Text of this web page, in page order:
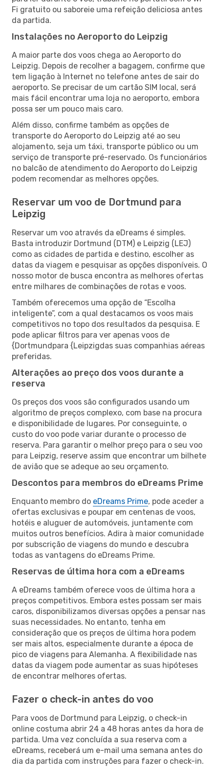
Fi gratuito ou saboreie uma refeição deliciosa antes
da partida.
Instalações no Aeroporto do Leipzig
A maior parte dos voos chega ao Aeroporto do
Leipzig. Depois de recolher a bagagem, confirme que
tem ligação à Internet no telefone antes de sair do
aeroporto. Se precisar de um cartão SIM local, será
mais fácil encontrar uma loja no aeroporto, embora
possa ser um pouco mais caro.
Além disso, confirme também as opções de
transporte do Aeroporto do Leipzig até ao seu
alojamento, seja um táxi, transporte público ou um
serviço de transporte pré-reservado. Os funcionários
no balcão de atendimento do Aeroporto do Leipzig
podem recomendar as melhores opções.
Reservar um voo de Dortmund para
Leipzig
Reservar um voo através da eDreams é simples.
Basta introduzir Dortmund (DTM) e Leipzig (LEJ)
como as cidades de partida e destino, escolher as
datas da viagem e pesquisar as opções disponíveis. O
nosso motor de busca encontra as melhores ofertas
entre milhares de combinações de rotas e voos.
Também oferecemos uma opção de “Escolha
inteligente”, com a qual destacamos os voos mais
competitivos no topo dos resultados da pesquisa. E
pode aplicar filtros para ver apenas voos de
{Dortmundpara {Leipzigdas suas companhias aéreas
preferidas.
Alterações ao preço dos voos durante a
reserva
Os preços dos voos são configurados usando um
algoritmo de preços complexo, com base na procura
e disponibilidade de lugares. Por conseguinte, o
custo do voo pode variar durante o processo de
reserva. Para garantir o melhor preço para o seu voo
para Leipzig, reserve assim que encontrar um bilhete
de avião que se adeque ao seu orçamento.
Descontos para membros do eDreams Prime
Enquanto membro do eDreams Prime, pode aceder a
ofertas exclusivas e poupar em centenas de voos,
hotéis e aluguer de automóveis, juntamente com
muitos outros benefícios. Adira à maior comunidade
por subscrição de viagens do mundo e descubra
todas as vantagens do eDreams Prime.
Reservas de última hora com a eDreams
A eDreams também oferece voos de última hora a
preços competitivos. Embora estes possam ser mais
caros, disponibilizamos diversas opções a pensar nas
suas necessidades. No entanto, tenha em
consideração que os preços de última hora podem
ser mais altos, especialmente durante a época de
pico de viagens para Alemanha. A flexibilidade nas
datas da viagem pode aumentar as suas hipóteses
de encontrar melhores ofertas.
Fazer o check-in antes do voo
Para voos de Dortmund para Leipzig, o check-in
online costuma abrir 24 a 48 horas antes da hora de
partida. Uma vez concluída a sua reserva com a
eDreams, receberá um e-mail uma semana antes do
dia da partida com instruções para fazer o check-in.